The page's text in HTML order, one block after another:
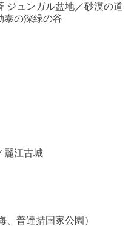
ジュンガル盆地／砂漠の道
泰の深緑の谷
麗江古城
、普達措国家公園）